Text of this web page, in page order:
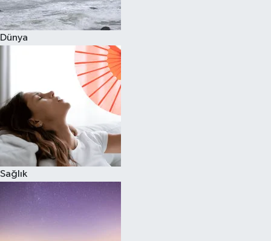
Dünya
Sağlık
Siyaset
Televizyon
Yaşam-Çevre